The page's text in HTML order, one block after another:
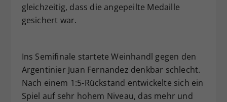
gleichzeitig, dass die angepeilte Medaille
gesichert war.
Ins Semifinale startete Weinhandl gegen den
Argentinier Juan Fernandez denkbar schlecht.
Nach einem 1:5-Rückstand entwickelte sich ein
Spiel auf sehr hohem Niveau, das mehr und